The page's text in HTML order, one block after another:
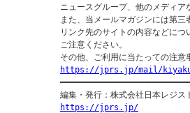
ニュースグループ、他のメディ
また、当メールマガジンには第
リンク先のサイトの内容などに
ご注意ください。
https://jprs.jp/mail/
https://jprs.jp/